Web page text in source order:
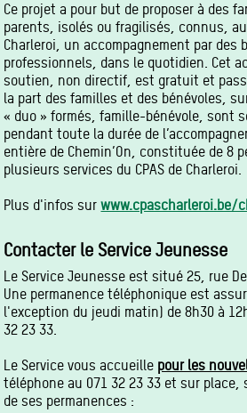
Ce projet a pour but de proposer à des
parents, isolés ou fragilisés, connus, au
Charleroi, un accompagnement par des
professionnels, dans le quotidien. Cet
soutien, non directif, est gratuit et
la part des familles et des bénévoles,
« duo » formés, famille-bénévole, sont
pendant toute la durée de
entière de Chemin’On, constituée de 8
plusieurs services du CPAS de Charleroi.
Plus d'infos surwww.cpascharleroi.be/
Contacter le Service Jeunesse
Le Service Jeunesse est situé 25, rue
Une permanence téléphonique est
l'exception du jeudi matin) de 8h30 à
32 23 33.
Le Service vous accueille pour les
téléphone au 071 32 23 33 et sur place,
de ses permanences :